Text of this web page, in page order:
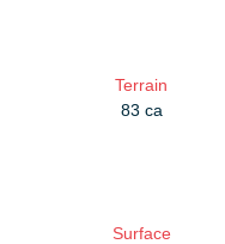
Terrain
83 ca
Surface